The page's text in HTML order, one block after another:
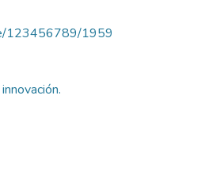
123456789/1959